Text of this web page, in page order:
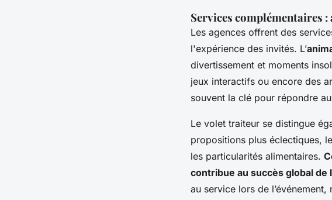
Services complémentaires
Les agences offrent des
l'expérience des invités. L’
divertissement et moments
jeux interactifs ou encore des
souvent la clé pour répondre
Le volet traiteur se distingue
propositions plus éclectiques,
les particularités alimentaires.
contribue au succès global
au service lors de